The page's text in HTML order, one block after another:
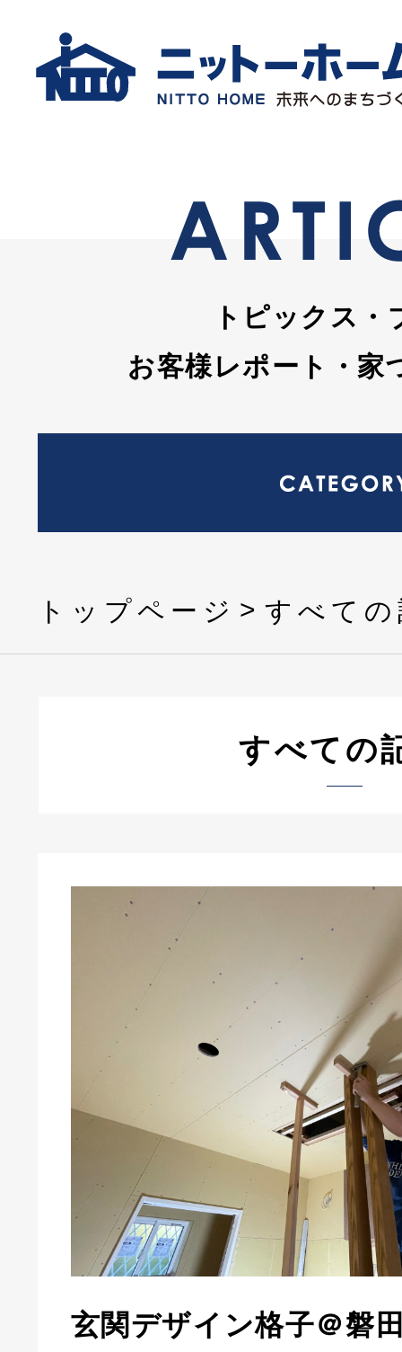
トピックス・
お客様レポート・家
トップページ すべて
すべての
玄関デザイン格子＠磐